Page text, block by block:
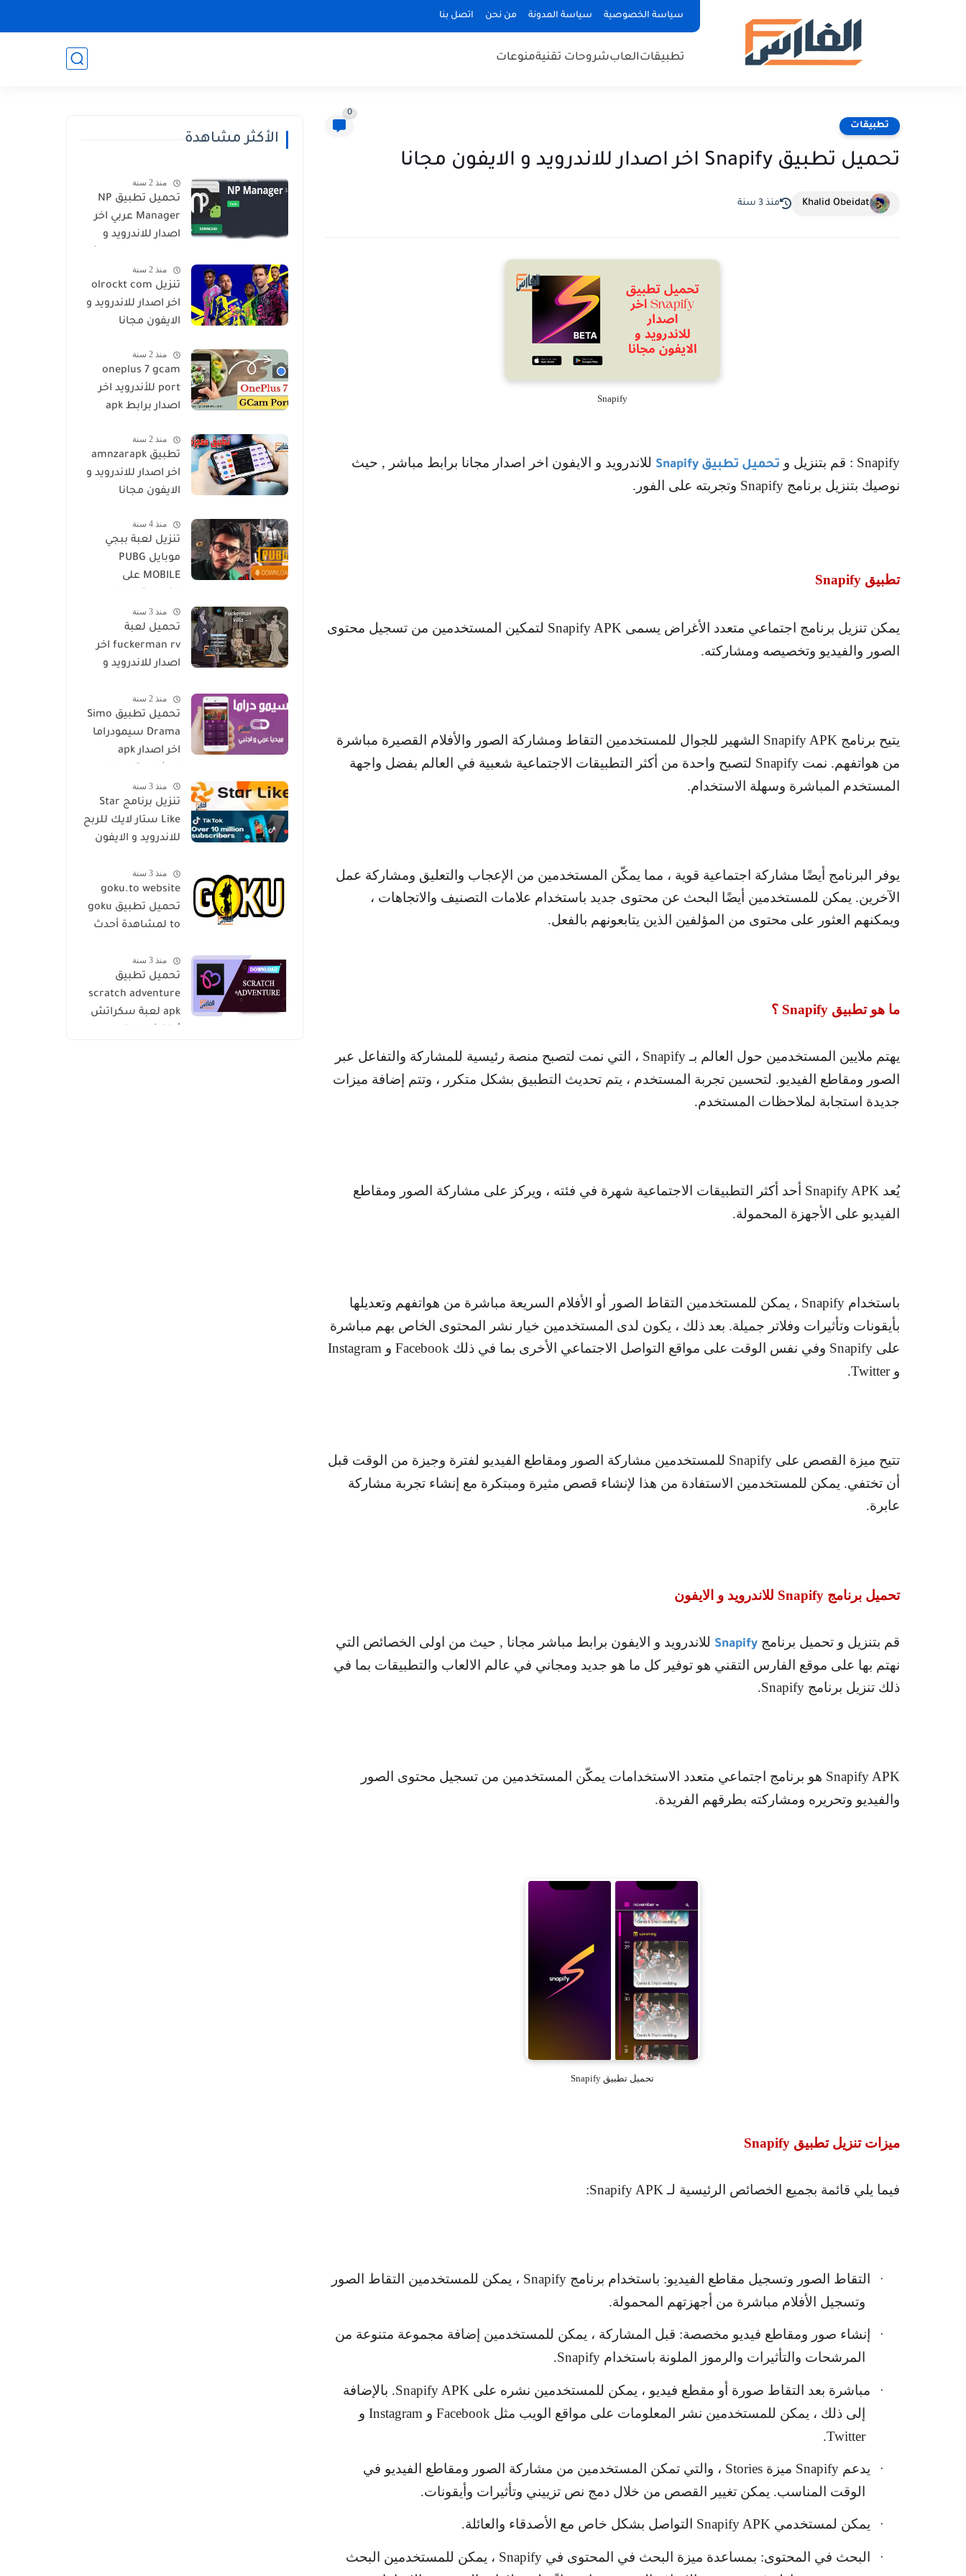
سياسة الخصوصية سياسة المدونة من نحن اتصل بنا
تطبيقاتالعابشروحات تقنيةمنوعات
تطبيقات
0
تحميل تطبيق Snapify اخر اصدار للاندرويد و الايفون مجانا
Khalid Obeidat منذ 3 سنة
Snapify
Snapify : قم بتنزيل و تحميل تطبيق Snapify للاندرويد و الايفون اخر اصدار مجانا برابط مباشر , حيث
نوصيك بتنزيل برنامج Snapify وتجربته على الفور.
تطبيق Snapify
يمكن تنزيل برنامج اجتماعي متعدد الأغراض يسمى Snapify APK لتمكين المستخدمين من تسجيل محتوى
الصور والفيديو وتخصيصه ومشاركته.
يتيح برنامج Snapify APK الشهير للجوال للمستخدمين التقاط ومشاركة الصور والأفلام القصيرة مباشرة
من هواتفهم. نمت Snapify لتصبح واحدة من أكثر التطبيقات الاجتماعية شعبية في العالم بفضل واجهة
المستخدم المباشرة وسهلة الاستخدام.
يوفر البرنامج أيضًا مشاركة اجتماعية قوية ، مما يمكّن المستخدمين من الإعجاب والتعليق ومشاركة عمل
الآخرين. يمكن للمستخدمين أيضًا البحث عن محتوى جديد باستخدام علامات التصنيف والاتجاهات ،
ويمكنهم العثور على محتوى من المؤلفين الذين يتابعونهم بالفعل.
ما هو تطبيق Snapify ؟
يهتم ملايين المستخدمين حول العالم بـSnapify ، التي نمت لتصبح منصة رئيسية للمشاركة والتفاعل عبر
الصور ومقاطع الفيديو. لتحسين تجربة المستخدم ، يتم تحديث التطبيق بشكل متكرر ، وتتم إضافة ميزات
جديدة استجابة لملاحظات المستخدم.
يُعد Snapify APK أحد أكثر التطبيقات الاجتماعية شهرة في فئته ، ويركز على مشاركة الصور ومقاطع
الفيديو على الأجهزة المحمولة.
باستخدام Snapify ، يمكن للمستخدمين التقاط الصور أو الأفلام السريعة مباشرة من هواتفهم وتعديلها
بأيقونات وتأثيرات وفلاتر جميلة. بعد ذلك ، يكون لدى المستخدمين خيار نشر المحتوى الخاص بهم مباشرة
على Snapify وفي نفس الوقت على مواقع التواصل الاجتماعي الأخرى بما في ذلك Facebook و Instagram
وTwitter
.
تتيح ميزة القصص على Snapify للمستخدمين مشاركة الصور ومقاطع الفيديو لفترة وجيزة من الوقت قبل
أن تختفي. يمكن للمستخدمين الاستفادة من هذا لإنشاء قصص مثيرة ومبتكرة مع إنشاء تجربة مشاركة
عابرة.
تحميل برنامج Snapify للاندرويد و الايفون
قم بتنزيل و تحميل برنامج Snapify للاندرويد و الايفون برابط مباشر مجانا , حيث من اولى الخصائص التي
نهتم بها على موقع الفارس التقني هو توفير كل ما هو جديد ومجاني في عالم الالعاب والتطبيقات بما في
ذلك تنزيل برنامج Snapify
.
Snapify APK هو برنامج اجتماعي متعدد الاستخدامات يمكّن المستخدمين من تسجيل محتوى الصور
والفيديو وتحريره ومشاركته بطرقهم الفريدة.
تحميل تطبيق Snapify
ميزات تنزيل تطبيق Snapify
فيما يلي قائمة بجميع الخصائص الرئيسية لـ Snapify APK
:
· التقاط الصور وتسجيل مقاطع الفيديو: باستخدام برنامج Snapify ، يمكن للمستخدمين التقاط الصور
وتسجيل الأفلام مباشرة من أجهزتهم المحمولة.
·
إنشاء صور ومقاطع فيديو مخصصة: قبل المشاركة ، يمكن للمستخدمين إضافة مجموعة متنوعة من
المرشحات والتأثيرات والرموز الملونة باستخدام Snapify
.
· مباشرة بعد التقاط صورة أو مقطع فيديو ، يمكن للمستخدمين نشره على Snapify APK. بالإضافة
إلى ذلك ، يمكن للمستخدمين نشر المعلومات على مواقع الويب مثل Facebook و Instagram و
Twitter
.
· يدعم Snapify ميزة Stories ، والتي تمكن المستخدمين من مشاركة الصور ومقاطع الفيديو في
الوقت المناسب. يمكن تغيير القصص من خلال دمج نص تزييني وتأثيرات وأيقونات.
· يمكن لمستخدمي Snapify APK التواصل بشكل خاص مع الأصدقاء والعائلة.
· البحث في المحتوى: بمساعدة ميزة البحث في المحتوى في Snapify ، يمكن للمستخدمين البحث
الأكثر مشاهدة
منذ 2 سنة
تحميل تطبيق NP
Manager عربي اخر
اصدار للاندرويد و
منذ 2 سنة
تنزيل olrockt com
اخر اصدار للاندرويد و
الايفون مجانا
منذ 2 سنة
oneplus 7 gcam
port للأندرويد اخر
اصدار برابط apk
منذ 2 سنة
تطبيق amnzarapk
اخر اصدار للاندرويد و
الايفون مجانا
منذ 4 سنة
تنزيل لعبة ببجي
موبايل PUBG
MOBILE على
توب مجانا
منذ 3 سنة
تحميل لعبة
fuckerman rv اخر
اصدار للاندرويد و
منذ 2 سنة
تحميل تطبيق Simo
Drama سيمودراما
اخر اصدار apk
العالمية مجانا
منذ 3 سنة
تنزيل برنامج Star
Like ستار لايك للربح
للاندرويد و الايفون
منذ 3 سنة
goku.to website
تحميل تطبيق goku
to لمشاهدة أحدث
الأفلام
منذ 3 سنة
تحميل تطبيق
scratch adventure
apk لعبة سكراتش